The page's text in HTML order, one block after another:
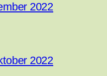
2022
2022